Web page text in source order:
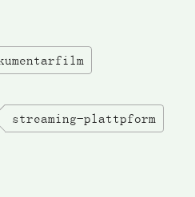
streaming-plattpform